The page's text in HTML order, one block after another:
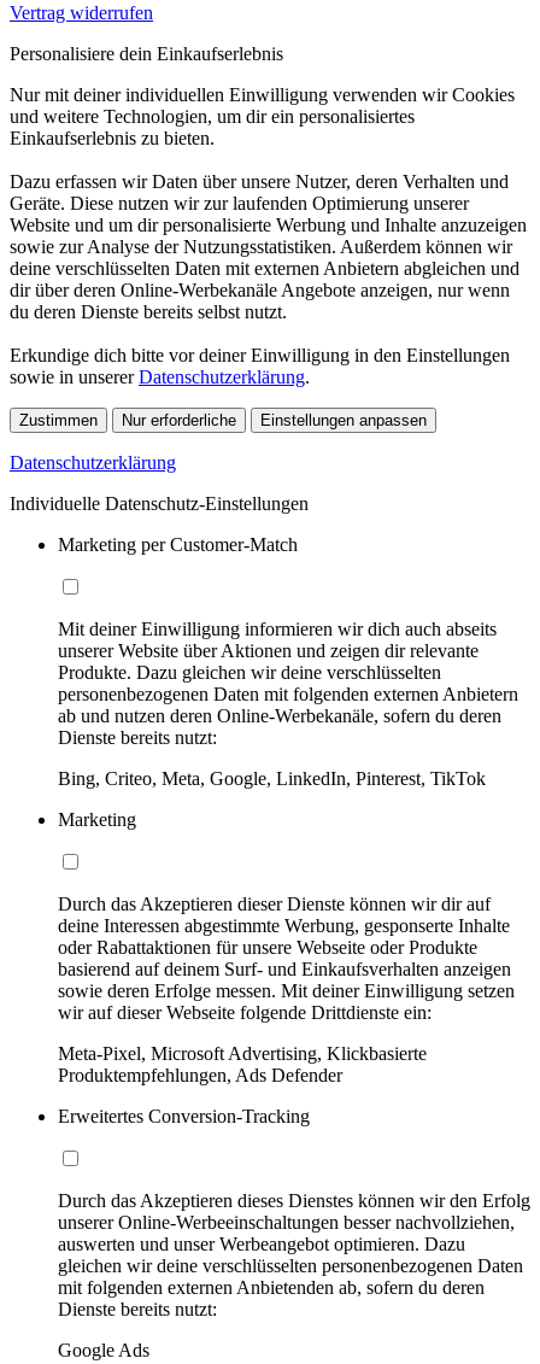
Vertrag widerrufen
Personalisiere dein Einkaufserlebnis
Nur mit deiner individuellen Einwilligung verwenden wir Cookies
und weitere Technologien, um dir ein personalisiertes
Einkaufserlebnis zu bieten.
Dazu erfassen wir Daten über unsere Nutzer, deren Verhalten und
Geräte. Diese nutzen wir zur laufenden Optimierung unserer
Website und um dir personalisierte Werbung und Inhalte anzuzeigen
sowie zur Analyse der Nutzungsstatistiken. Außerdem können wir
deine verschlüsselten Daten mit externen Anbietern abgleichen und
dir über deren Online-Werbekanäle Angebote anzeigen, nur wenn
du deren Dienste bereits selbst nutzt.
Erkundige dich bitte vor deiner Einwilligung in den Einstellungen
sowie in unsererDatenschutzerklärung.
Zustimmen Nur erforderliche Einstellungen anpassen
Datenschutzerklärung
Individuelle Datenschutz-Einstellungen
Marketing per Customer-Match
Mit deiner Einwilligung informieren wir dich auch abseits
unserer Website über Aktionen und zeigen dir relevante
Produkte. Dazu gleichen wir deine verschlüsselten
personenbezogenen Daten mit folgenden externen Anbietern
ab und nutzen deren Online-Werbekanäle, sofern du deren
Dienste bereits nutzt:
Bing, Criteo, Meta, Google, LinkedIn, Pinterest, TikTok
Marketing
Durch das Akzeptieren dieser Dienste können wir dir auf
deine Interessen abgestimmte Werbung, gesponserte Inhalte
oder Rabattaktionen für unsere Webseite oder Produkte
basierend auf deinem Surf- und Einkaufsverhalten anzeigen
sowie deren Erfolge messen. Mit deiner Einwilligung setzen
wir auf dieser Webseite folgende Drittdienste ein:
Meta-Pixel, Microsoft Advertising, Klickbasierte
Produktempfehlungen, Ads Defender
Erweitertes Conversion-Tracking
Durch das Akzeptieren dieses Dienstes können wir den Erfolg
unserer Online-Werbeeinschaltungen besser nachvollziehen,
auswerten und unser Werbeangebot optimieren. Dazu
gleichen wir deine verschlüsselten personenbezogenen Daten
mit folgenden externen Anbietenden ab, sofern du deren
Dienste bereits nutzt:
Google Ads